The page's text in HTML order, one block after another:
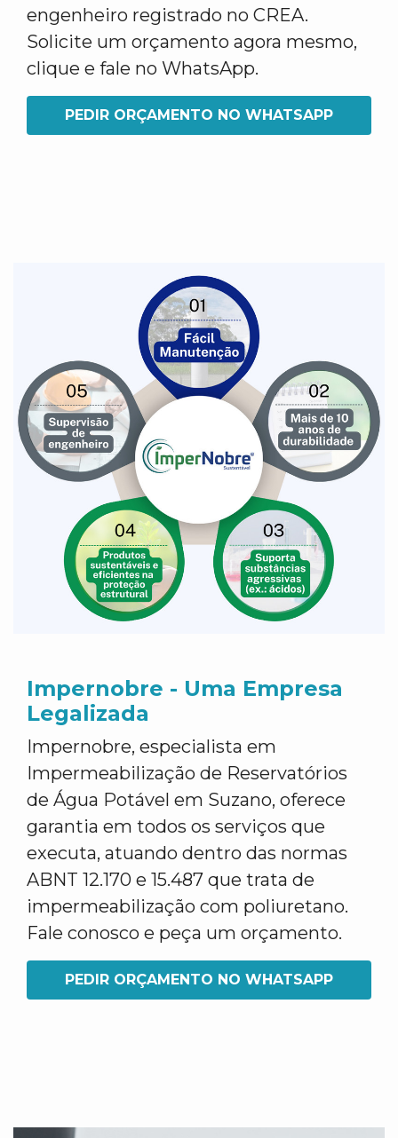
engenheiro registrado no CREA.
Solicite um orçamento agora mesmo,
clique e fale no WhatsApp.
PEDIR ORÇAMENTO NO WHATSAPP
Impernobre - Uma Empresa
Legalizada
Impernobre, especialista em
Impermeabilização de Reservatórios
de Água Potável em Suzano, oferece
garantia em todos os serviços que
executa, atuando dentro das normas
ABNT 12.170 e 15.487 que trata de
impermeabilização com poliuretano.
Fale conosco e peça um orçamento.
PEDIR ORÇAMENTO NO WHATSAPP